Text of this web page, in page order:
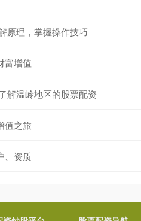
原理，掌握操作技巧
富增值
解温岭地区的股票配资
值之旅
、资质